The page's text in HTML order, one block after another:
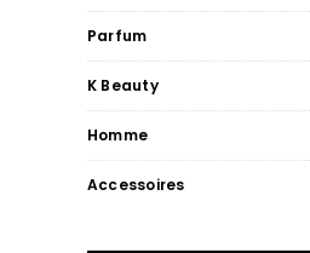
Parfum
K Beauty
Homme
Accessoires